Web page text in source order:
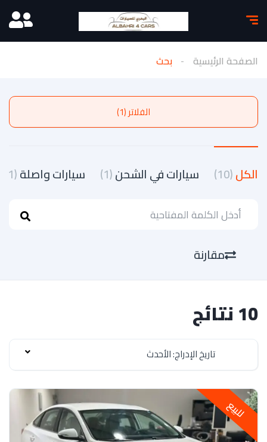
الصفحة الرئيسية بحث
الفلاتر (1)
الكل(10) سيارات في الشحن(1) سيارات واصلة(1)
مقارنة
10 نتائج
تاريخ الإدراج: الأحدث
للبيع